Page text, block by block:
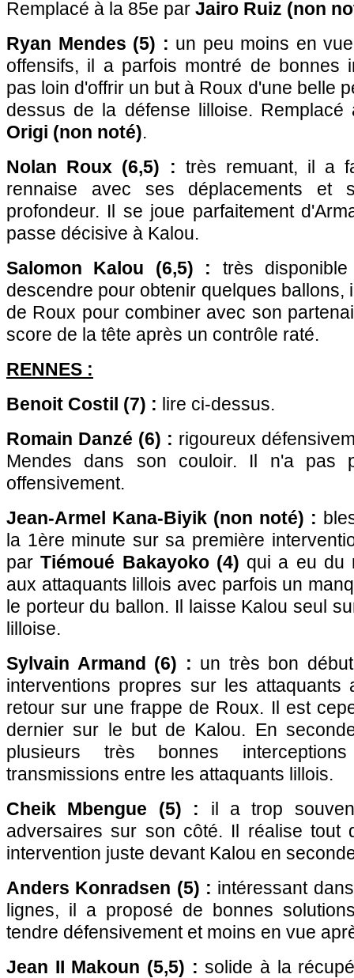
Remplacé à la 85e par Jairo Ruiz (non
Ryan Mendes (5) : un peu moins en
offensifs, il a parfois montré de bonnes
pas loin d'offrir un but à Roux d'une belle
dessus de la défense lilloise.
Origi (non noté).
Nolan Roux (6,5) : très remuant, il a
rennaise avec ses déplacements et
profondeur. Il se joue parfaitement
passe décisive à Kalou.
Salomon Kalou (6,5) : très
descendre pour obtenir quelques ballons,
de Roux pour combiner avec son
score de la tête après un contrôle raté.
RENNES :
Benoit Costil (7) : lire ci-dessus.
Romain Danzé (6) : rigoureux
Mendes dans son couloir. Il n'a pas
offensivement.
Jean-Armel Kana-Biyik (non noté) :
la 1ère minute sur sa première
par Tiémoué Bakayoko (4) qui a eu du
aux attaquants lillois avec parfois un
le porteur du ballon. Il laisse Kalou seul
lilloise.
Sylvain Armand (6) : un très bon
interventions propres sur les attaquants
retour sur une frappe de Roux. Il est
dernier sur le but de Kalou. En
plusieurs très bonnes
transmissions entre les attaquants lillois.
Cheik Mbengue (5) : il a trop
adversaires sur son côté. Il réalise tout
intervention juste devant Kalou en
Anders Konradsen (5) : intéressant
lignes, il a proposé de bonnes
tendre défensivement et moins en vue
Jean II Makoun (5,5) : solide à la